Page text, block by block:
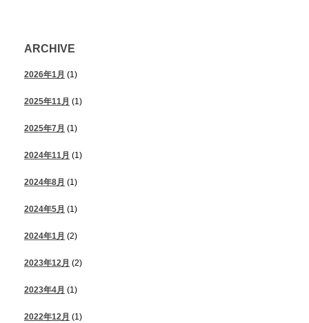
ARCHIVE
2026年1月 (1)
2025年11月 (1)
2025年7月 (1)
2024年11月 (1)
2024年8月 (1)
2024年5月 (1)
2024年1月 (2)
2023年12月 (2)
2023年4月 (1)
2022年12月 (1)